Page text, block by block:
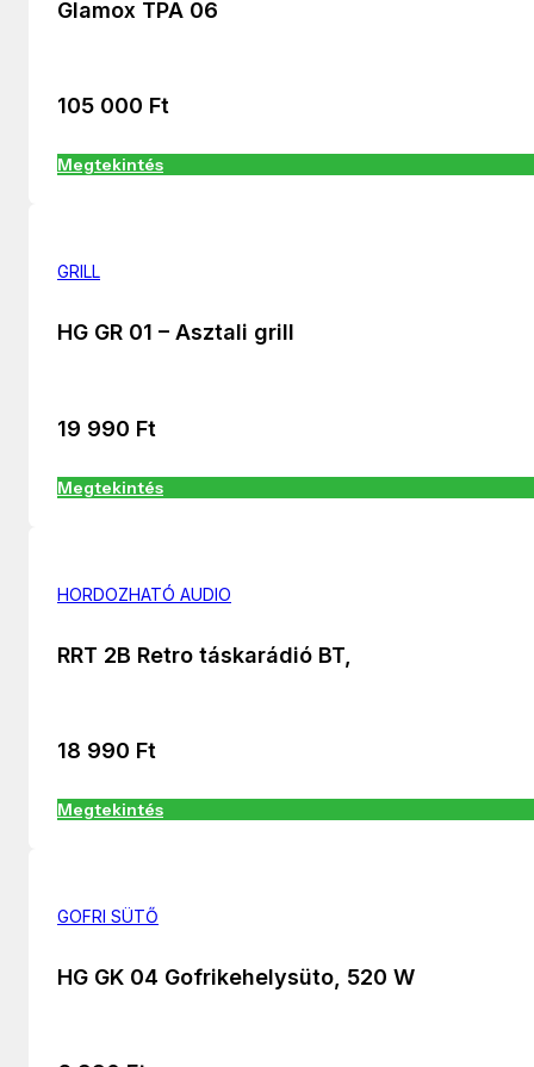
Glamox TPA 06
105 000 Ft
Megtekintés
GRILL
HG GR 01 – Asztali grill
19 990 Ft
Megtekintés
HORDOZHATÓ AUDIO
RRT 2B Retro táskarádió BT,
18 990 Ft
Megtekintés
GOFRI SÜTŐ
HG GK 04 Gofrikehelysüto, 520 W